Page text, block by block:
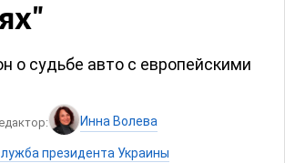
о судьбе авто с европейскими
Инна Волева
президента Украины